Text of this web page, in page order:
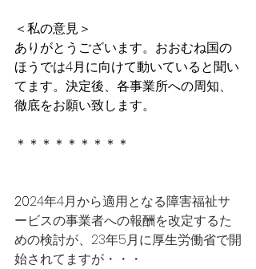
＜私の意見＞
ありがとうございます。おおむね国の
ほうでは4月に向けて動いていると聞い
てます。決定後、各事業所への周知、
徹底をお願い致します。
＊＊＊＊＊＊＊＊＊
2024年4月から適用となる障害福祉サ
ービスの事業者への報酬を改定するた
めの検討が、23年5月に厚生労働省で開
始されてますが・・・